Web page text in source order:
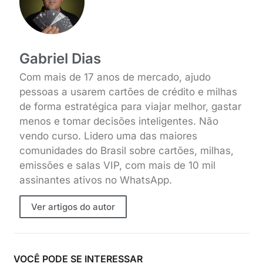
Gabriel Dias
Com mais de 17 anos de mercado, ajudo
pessoas a usarem cartões de crédito e milhas
de forma estratégica para viajar melhor, gastar
menos e tomar decisões inteligentes. Não
vendo curso. Lidero uma das maiores
comunidades do Brasil sobre cartões, milhas,
emissões e salas VIP, com mais de 10 mil
assinantes ativos no WhatsApp.
Ver artigos do autor
VOCÊ PODE SE INTERESSAR